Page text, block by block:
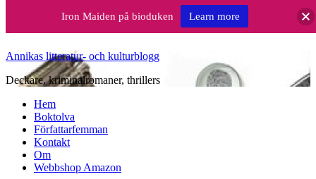
Annikas litteratur- och kulturblogg
Deckare, kriminalromaner, thrillers
Hem
Boktolva
Författarfemman
Kontakt
Om
Webbshop Amazon
Iron Maiden på bioduken Learn more